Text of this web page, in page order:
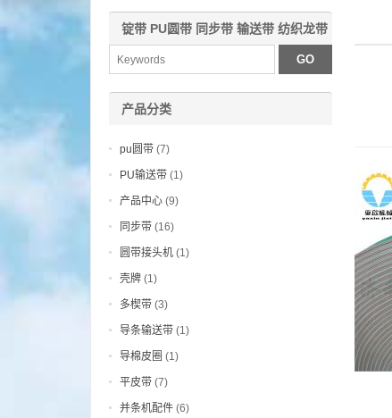
锭带 PU圆带 同步带 输送带 纺织龙带
产品分类
pu圆带 (7)
PU输送带 (1)
产品中心 (9)
同步带 (16)
圆带接头机 (1)
壳牌 (1)
多楔带 (3)
导条输送带 (1)
导棉皮圈 (1)
平皮带 (7)
并条机配件 (6)